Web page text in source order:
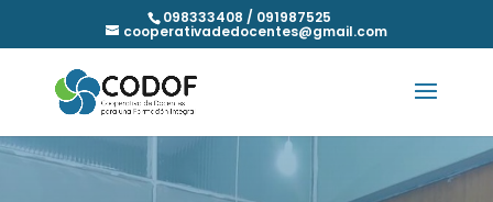
098333408 / 091987525
cooperativadedocentes@gmail.com